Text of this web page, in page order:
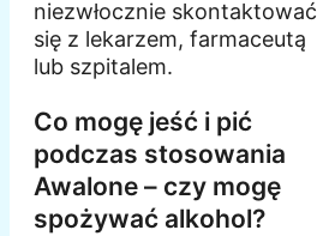
niezwłocznie skontaktować
się z lekarzem, farmaceutą
lub szpitalem.
Co mogę jeść i pić
podczas stosowania
Awalone – czy mogę
spożywać alkohol?